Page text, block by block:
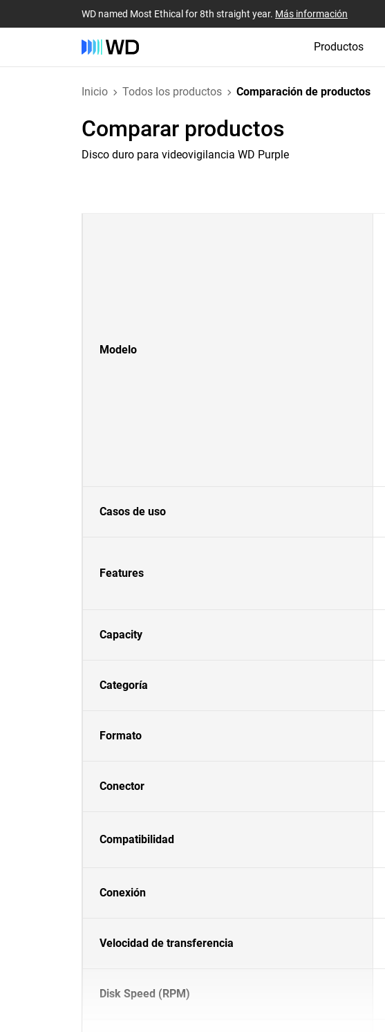
WD named Most Ethical for 8th straight year. Más información
Productos
Inicio Todos los productos Comparación de productos
Comparar productos
Disco duro para videovigilancia WD Purple
Modelo
Casos de uso
Features
Capacity
Categoría
Formato
Conector
Compatibilidad
Conexión
Velocidad de transferencia
Disk Speed (RPM)